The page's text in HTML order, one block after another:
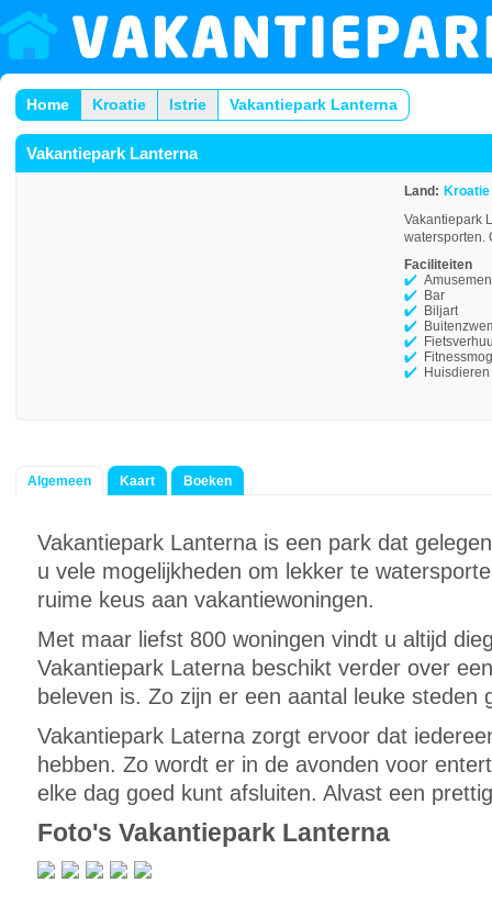
Home Kroatie Istrie Vakantiepark Lanterna
Vakantiepark Lanterna
Land: Kroatie
Vakantiepark
watersporten.
Faciliteiten
Bar
Biljart
Algemeen Kaart Boeken
Vakantiepark Lanterna is een park dat
u vele mogelijkheden om lekker te
ruime keus aan vakantiewoningen.
Met maar liefst 800 woningen vindt u altijd
Vakantiepark Laterna beschikt verder over
beleven is. Zo zijn er een aantal leuke steden
Vakantiepark Laterna zorgt ervoor dat
hebben. Zo wordt er in de avonden voor
elke dag goed kunt afsluiten. Alvast een
Foto's Vakantiepark Lanterna